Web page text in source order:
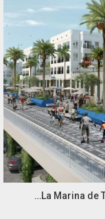
La Marina de